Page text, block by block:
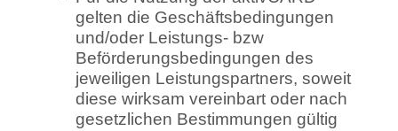
gelten die Geschäftsbedingungen
und/oder Leistungs- bzw
Beförderungsbedingungen des
jeweiligen Leistungspartners, soweit
diese wirksam vereinbart oder nach
gesetzlichen Bestimmungen gültig